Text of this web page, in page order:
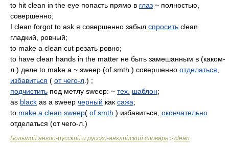
to hit clean in the eye попасть прямо в глаз ~ полностью,
совершенно;
I clean forgot to ask я совершенно забыл спросить clean
гладкий, ровный;
to make a clean cut резать ровно;
to have clean hands in the matter не быть замешанным в (каком-
л.) деле to make a ~ sweep (of smth.) совершенно отделаться
избавиться ( от чего-л .) ;
подчистить под метлу sweep: ~ тех. шаблон;
as black as a sweep черный как сажа;
to make a clean sweep( of smth .) избавиться, окончательно
отделаться (от чего-л.)
Большой англо-русский и русско-английский словарь > clean